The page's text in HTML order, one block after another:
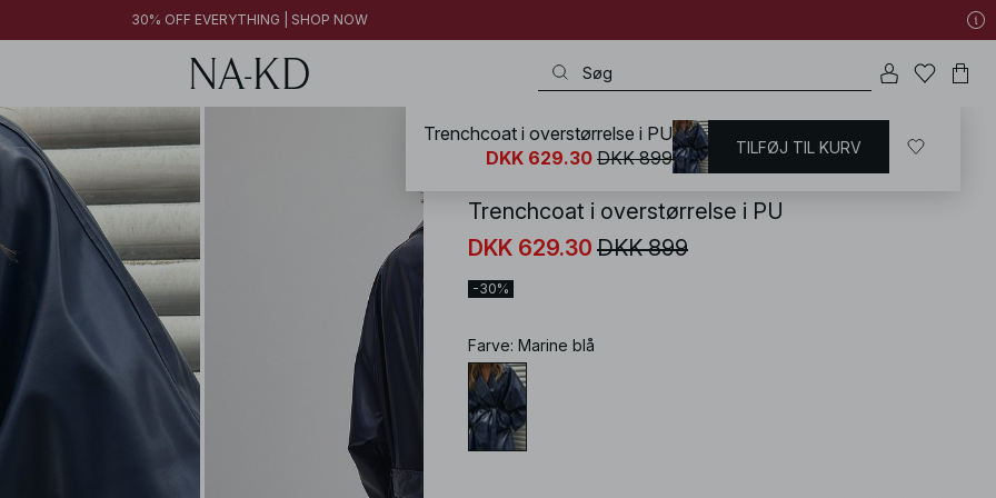
30% OFF EVERYTHING | SHOP NOW
NA-KD / Frakke & jakke / Trenchcoats
Trenchcoat i overstørrelse i PU
DKK 629.30 DKK 899
-30%
Farve: Marine blå
Trenchcoat i overstørrelse i PU
DKK 629.30 DKK 899 TILFØJ TIL KURV